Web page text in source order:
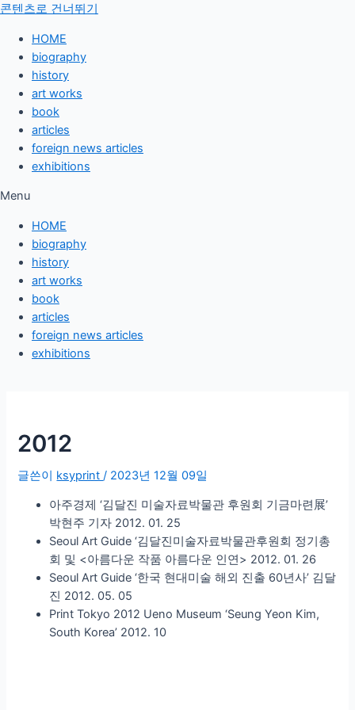
콘텐츠로 건너뛰기
HOME
biography
history
art works
book
articles
foreign news articles
exhibitions
Menu
HOME
biography
history
art works
book
articles
foreign news articles
exhibitions
2012
글쓴이 ksyprint/ 2023년 12월 09일
아주경제 ‘김달진 미술자료박물관 후원회 기금마련展’
박현주 기자 2012. 01. 25
Seoul Art Guide ‘김달진미술자료박물관후원회 정기총
회 및 <아름다운 작품 아름다운 인연> 2012. 01. 26
Seoul Art Guide ‘한국 현대미술 해외 진출 60년사’ 김달
진 2012. 05. 05
Print Tokyo 2012 Ueno Museum ‘Seung Yeon Kim,
South Korea’ 2012. 10